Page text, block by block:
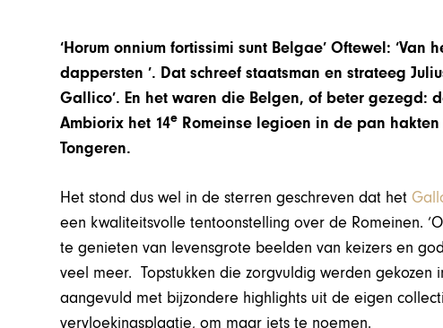
‘Horum onnium fortissimi sunt Belgae’ Oftewel:
dappersten ’. Dat schreef staatsman en strateeg
Gallico’. En het waren die Belgen, of beter gezegd:
Ambiorix het 14e Romeinse legioen in de pan
Tongeren.
Het stond dus wel in de sterren geschreven dat het
een kwaliteitsvolle tentoonstelling over de Romeinen.
te genieten van levensgrote beelden van keizers en
veel meer. Topstukken die zorgvuldig werden gekozen
aangevuld met bijzondere highlights uit de eigen
vervloekingsplaatje, om maar iets te noemen.